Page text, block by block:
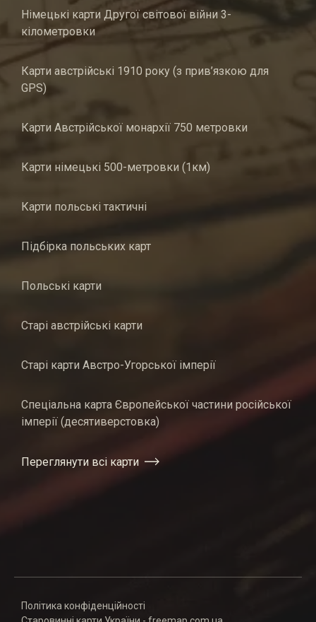
Німецькі карти Другої світової війни 3-
кілометровки
Карти австрійські 1910 року (з прив’язкою для
GPS)
Карти Австрійської монархії 750 метровки
Карти німецькі 500-метровки (1км)
Карти польські тактичні
Підбірка польських карт
Польські карти
Старі австрійські карти
Старі карти Австро-Угорської імперії
Спеціальна карта Європейської частини російської
імперії (десятиверстовка)
Переглянути всі карти
Політика конфіденційності